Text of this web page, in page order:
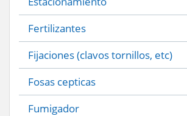
Fertilizantes
Fijaciones (clavos tornillos, etc)
Fosas cepticas
Fumigador